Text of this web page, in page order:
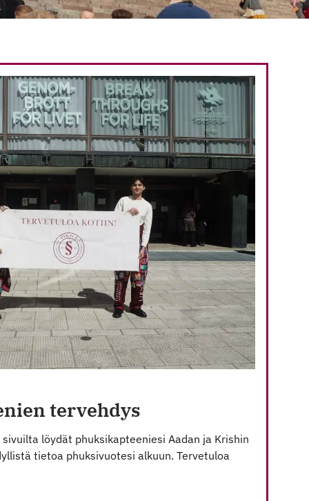
tervehdys
löydät phuksikapteeniesi Aadan ja Krishin
tietoa phuksivuotesi alkuun. Tervetuloa